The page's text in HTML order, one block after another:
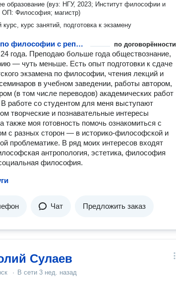
образование (вуз: НГУ, 2023; Институт философии и
ОП: Философия; магистр)
курс занятий, подготовка к экзамену
Занятие по философии с репетитором по договорённости
года. Преподаю больше года обществознание,
— чуть меньше. Есть опыт подготовки к сдаче
экзамена по философии, чтения лекций и
в учебном заведении, работы автором,
(в том числе переводов) академических работ
В работе со студентом для меня выступают
творческие и познавательные интересы
также моя готовность помочь ознакомиться с
с разных сторон — в историко-философской и
проблематике. В ряд моих интересов входят
антропология, эстетика, философия
философия.
Чат Предложить заказ
Сулаев
· В сети 3 нед. назад